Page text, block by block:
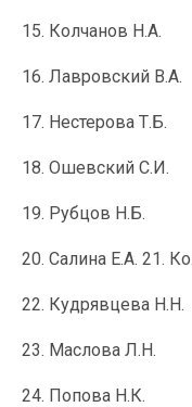
15. Колчанов Н.А.
16. Лавровский В.А.
17. Нестерова Т.Б.
18. Ошевский С.И.
19. Рубцов Н.Б.
20. Салина Е.А. 21.
22. Кудрявцева Н.Н.
23. Маслова Л.Н.
24. Попова Н.К.